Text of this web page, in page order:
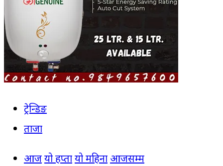
ट्रेन्डिङ
ताजा
आजयो हप्तायो महिना आजसम्म